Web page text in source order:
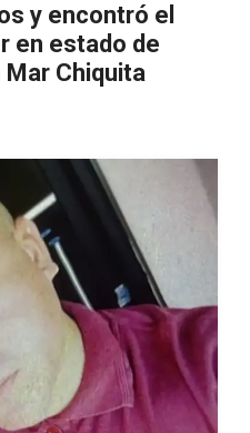
y encontró el
en estado de
Chiquita